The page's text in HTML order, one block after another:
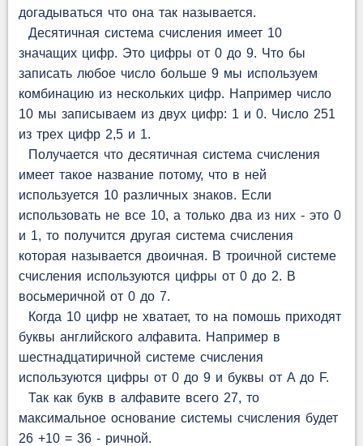
догадываться что она так называется.
Десятичная система счисления имеет 10
значащих цифр. Это цифры от 0 до 9. Что бы
записать любое число больше 9 мы используем
комбинацию из нескольких цифр. Например число
10 мы записываем из двух цифр: 1 и 0. Число 251
из трех цифр 2,5 и 1.
Получается что десятичная система счисления
имеет такое название потому, что в ней
используется 10 различных знаков. Если
использовать не все 10, а только два из них - это 0
и 1, то получится другая система счисления
которая называется двоичная. В троичной системе
счисления используются цифры от 0 до 2. В
восьмеричной от 0 до 7.
Когда 10 цифр не хватает, то на помошь приходят
буквы английского алфавита. Например в
шестнадцатиричной системе счисления
используются цифры от 0 до 9 и буквы от A до F.
Так как букв в алфавите всего 27, то
максимальное основание системы счисления будет
26 +10 = 36 - ричной.